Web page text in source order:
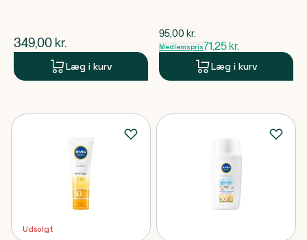
$nuværende pris
349,00 kr.
Læg i kurv
$gammel pris
95,00 kr.
Medlemspris71,25 kr.
Læg i kurv
Udsolgt